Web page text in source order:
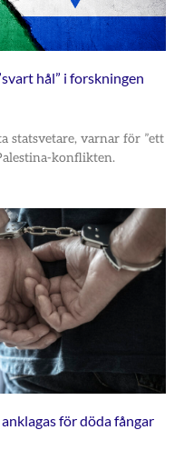
hål” i forskningen
statsvetare, varnar för ”ett
konflikten.
för döda fångar